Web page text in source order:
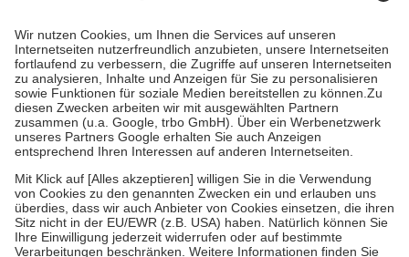
höchstens zehn Euro.
Es sind jedoch nie mehr als die
tatsächlichen Kosten der Leistung zu entrichten.
Diese Regeln gelten grundsätzlich auch für Online-Apotheken.
Bei Heilmitteln und häuslicher Krankenpflege beträgt die
Zuzahlung zehn Prozent der Kosten sowie zehn Euro je
Verordnung.
Um das Engagement der Versicherten für ihre eigene Gesundheit
zu stärken und die besondere Stellung der Familie zu unterstützen,
fallenkeine Zuzahlungenan bei:
• Kindern und Jugendlichen bis zum vollendeten 18. Lebensjahr
mit Ausnahme der Fahrkosten
• Untersuchungen zur Vorsorge und Früherkennung, die von der